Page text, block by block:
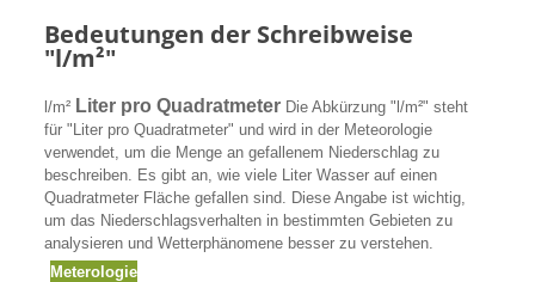
Bedeutungen der Schreibweise
"l/m²"
l/m² Liter pro Quadratmeter Die Abkürzung "l/m²" steht
für "Liter pro Quadratmeter" und wird in der Meteorologie
verwendet, um die Menge an gefallenem Niederschlag zu
beschreiben. Es gibt an, wie viele Liter Wasser auf einen
Quadratmeter Fläche gefallen sind. Diese Angabe ist wichtig,
um das Niederschlagsverhalten in bestimmten Gebieten zu
analysieren und Wetterphänomene besser zu verstehen.
Meterologie